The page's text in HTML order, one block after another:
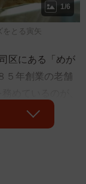
1/6
とる寅矢
区にある「めが
５年創業の老舗
１０歳）だ。飼
に、毎日、専用